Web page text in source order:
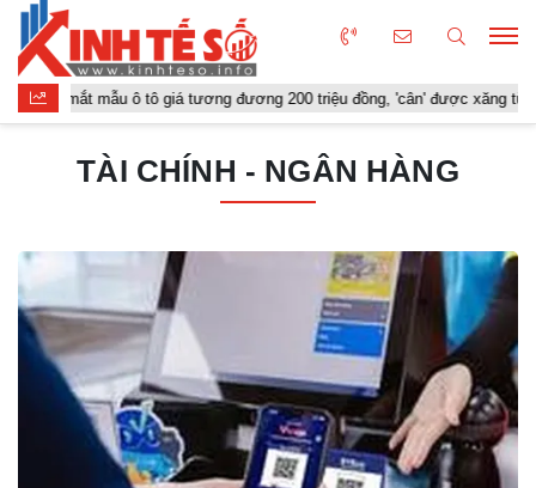
mắt mẫu ô tô giá tương đương 200 triệu đồng, 'cân' được xăng từ E20 đến
TÀI CHÍNH - NGÂN HÀNG